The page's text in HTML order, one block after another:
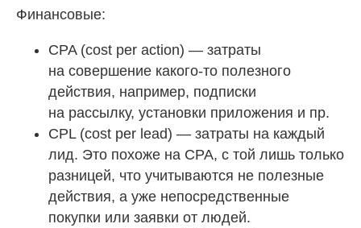
Финансовые:
CPA (cost per action) — затраты
на совершение какого-то полезного
действия, например, подписки
на рассылку, установки приложения и пр.
CPL (cost per lead) — затраты на каждый
лид. Это похоже на CPA, с той лишь только
разницей, что учитываются не полезные
действия, а уже непосредственные
покупки или заявки от людей.